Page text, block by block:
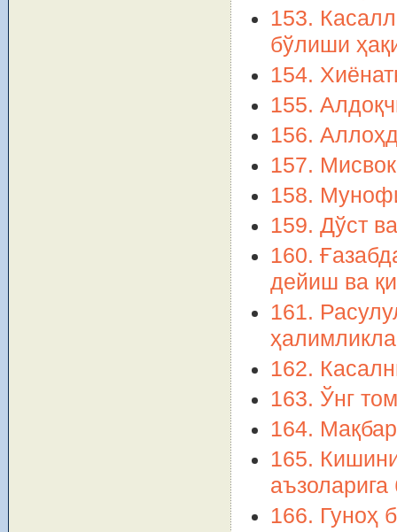
153.
бўлиши
154.
155.
156.
157.
158.
159. Дўст
160.
дейиш ва
161.
162.
163. Ўнг
164.
165.
аъзоларига
166. Гуноҳ